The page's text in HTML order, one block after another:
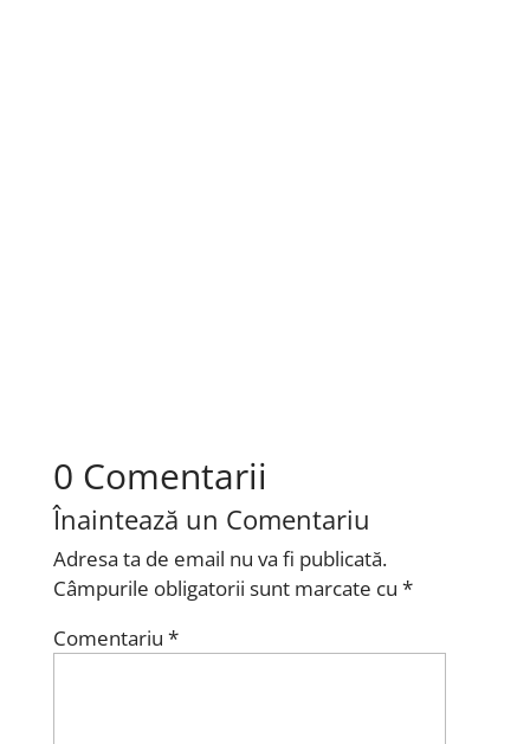
0 Comentarii
Înaintează un Comentariu
Adresa ta de email nu va fi publicată.
Câmpurile obligatorii sunt marcate cu *
Comentariu *